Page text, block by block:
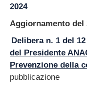
2024
Aggiornamento del
Delibera n. 1 del
del Presidente
Prevenzione della
pubblicazione